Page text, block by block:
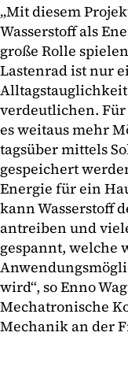
„Mit diesem
Wasserstoff als
große Rolle
Lastenrad ist nur
verdeutlichen.
es weitaus mehr
tagsüber mittels
gespeichert
Energie für ein
kann Wasserstoff
antreiben und
gespannt, welche
wird“, so Enno
Mechatronische
Mechanik an der